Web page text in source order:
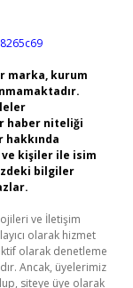
marka, kurum
haber niteliği
hakkında
ve kişiler ile isim
bilgiler
ve İletişim
olarak hizmet
olarak denetleme
Ancak, üyelerimiz
siteye üye olarak